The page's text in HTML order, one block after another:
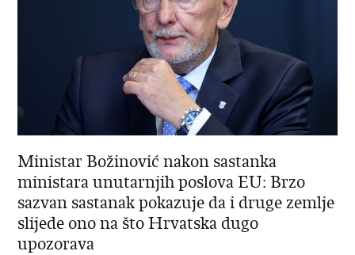
Ministar Božinović nakon sastanka
ministara unutarnjih poslova EU: Brzo
sazvan sastanak pokazuje da i druge zemlje
slijede ono na što Hrvatska dugo
upozorava